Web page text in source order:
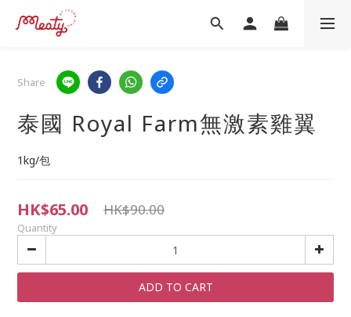
Share
泰國 Royal Farm無激素雞翼
1kg/包
HK$65.00 HK$90.00
Quantity
ADD TO CART